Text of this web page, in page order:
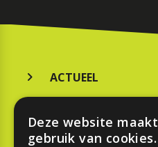
ACTUEEL
KOOPGIDS
Deze website maakt
gebruik van cookies.